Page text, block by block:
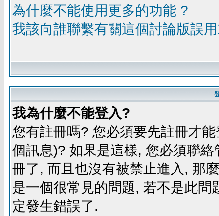
為什麼不能使用更多的功能 ?
我該向誰聯繫有關這個討論版誤
我為什麼不能登入?
您有註冊嗎? 您必須要先註冊才
個訊息)? 如果是這樣, 您必須聯
冊了, 而且也沒有被禁止進入, 那
是一個很常見的問題, 若不是此
定發生錯誤了.